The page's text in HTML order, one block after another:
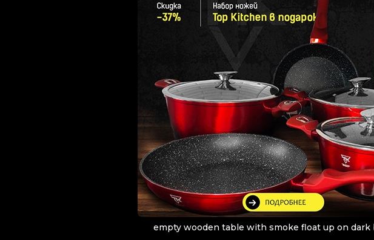
empty wooden table with smoke float up on dark